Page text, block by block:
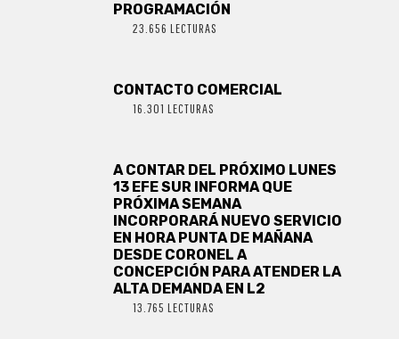
PROGRAMACIÓN
23.656 LECTURAS
CONTACTO COMERCIAL
16.301 LECTURAS
A CONTAR DEL PRÓXIMO LUNES
13 EFE SUR INFORMA QUE
PRÓXIMA SEMANA
INCORPORARÁ NUEVO SERVICIO
EN HORA PUNTA DE MAÑANA
DESDE CORONEL A
CONCEPCIÓN PARA ATENDER LA
ALTA DEMANDA EN L2
13.765 LECTURAS